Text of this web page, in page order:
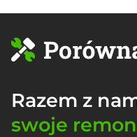
Razem z
swoje